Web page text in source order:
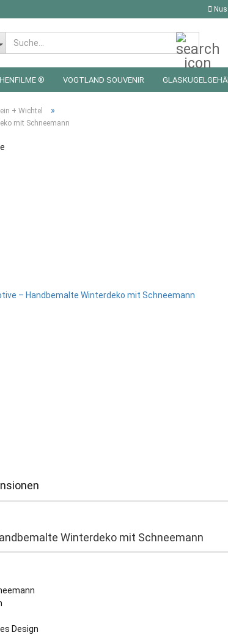
® VOGTLAND SOUVENIR
+ Wichtel »
mit Schneemann
Winterdeko mit Schneemann
Design